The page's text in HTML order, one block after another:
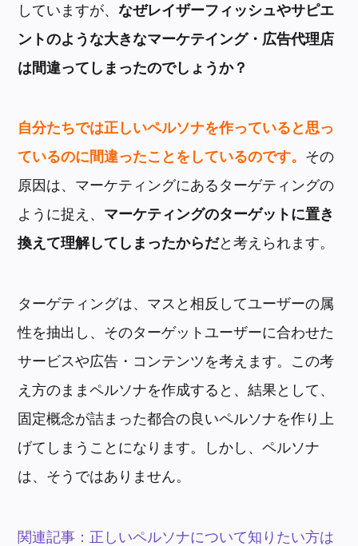
していますが、なぜレイザーフィッシュやサピエ
ントのような大きなマーケテイング・広告代理店
は間違ってしまったのでしょうか？
自分たちでは正しいペルソナを作っていると思っ
ているのに間違ったことをしているのです。 その
原因は、マーケティングにあるターゲティングの
ように捉え、 マーケティングのターゲットに置き
換えて理解してしまったからだと考えられます。
ターゲティングは、マスと相反してユーザーの属
性を抽出し、そのターゲットユーザーに合わせた
サービスや広告・コンテンツを考えます。この考
え方のままペルソナを作成すると、結果として、
固定概念が詰まった都合の良いペルソナを作り上
げてしまうことになります。しかし、ペルソナ
は、そうではありません。
関連記事：正しいペルソナについて知りたい方は